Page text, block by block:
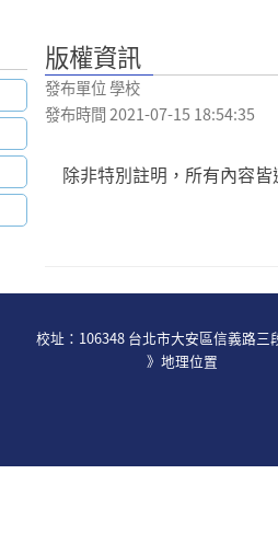
版權資訊
發布單位 學校
發布時間 2021-07-15 18:54:35
除非特別註明，所有內容皆
校址：106348 台北市大安區信義路三
》地理位置